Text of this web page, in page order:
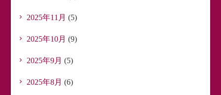
2025年11月 (5)
2025年10月 (9)
2025年9月 (5)
2025年8月 (6)